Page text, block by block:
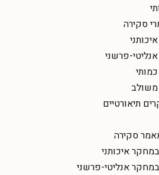
סקירה
פרשני
משולב
תיאורטיים
סקירה
איכותני
אנליטי-פרשני